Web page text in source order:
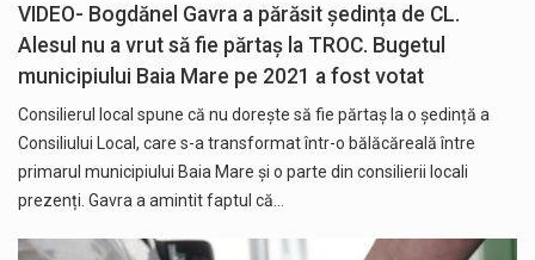
VIDEO- Bogdănel Gavra a părăsit ședința de CL.
Alesul nu a vrut să fie părtaș la TROC. Bugetul
municipiului Baia Mare pe 2021 a fost votat
Consilierul local spune că nu dorește să fie părtaș la o ședință a
Consiliului Local, care s-a transformat într-o bălăcăreală între
primarul municipiului Baia Mare și o parte din consilierii locali
prezenți. Gavra a amintit faptul că…